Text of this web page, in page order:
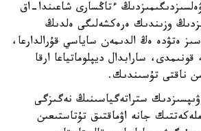
ءتاڭسارى شاعىندا-اق
وزىندىك ەرەكشەلىگى ەلدىڭ
ەتۋدە ەڭ الدىمەن ساياسي قۇرالدارعا،
سارابدال ديپلوماتياعا ارقا
ناقتى تۇسىندىك.
ستراتەگياسىنىڭ نەگىزگى
جانە اۋماقتىق تۇتاستىعىن